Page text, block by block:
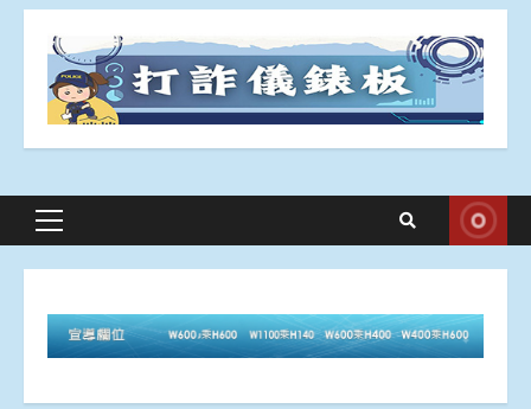
Primary